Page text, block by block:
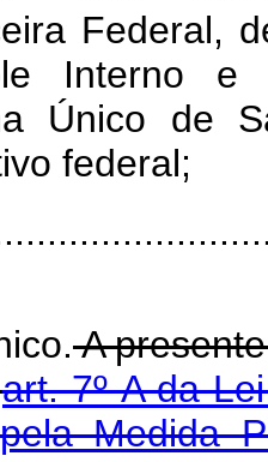
Federal,
Interno e
Único de
federal;
A
art. 7º-A da
Medida